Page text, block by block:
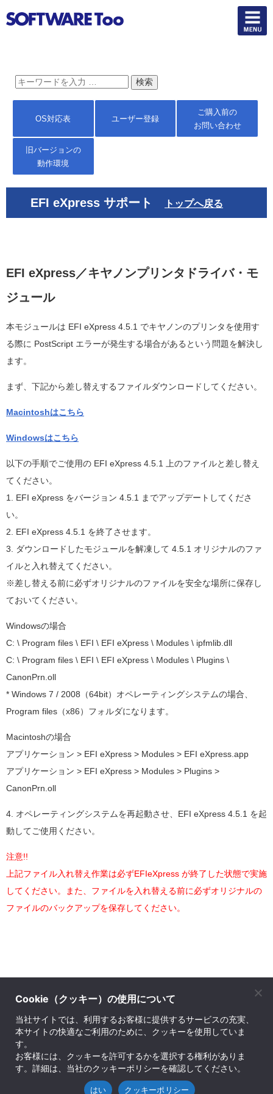
OS対応表 ユーザー登録
ご購入前の
お問い合わせ
旧バージョンの
動作環境
EFI eXpress サポート トップへ戻る
EFI eXpress／キヤノンプリンタドライバ・モ
ジュール
本モジュールは EFI eXpress 4.5.1 でキヤノンのプリンタを使用す
る際に PostScript エラーが発生する場合があるという問題を解決し
ます。
まず、下記から差し替えするファイルダウンロードしてください。
Macintoshはこちら
Windowsはこちら
以下の手順でご使用の EFI eXpress 4.5.1 上のファイルと差し替え
てください。
1. EFI eXpress をバージョン 4.5.1 までアップデートしてくださ
い。
2. EFI eXpress 4.5.1 を終了させます。
3. ダウンロードしたモジュールを解凍して 4.5.1 オリジナルのファ
イルと入れ替えてください。
※差し替える前に必ずオリジナルのファイルを安全な場所に保存し
ておいてください。
Windowsの場合
C: \ Program files \ EFI \ EFI eXpress \ Modules \ ipfmlib.dll
C: \ Program files \ EFI \ EFI eXpress \ Modules \ Plugins \
CanonPrn.oll
* Windows 7 / 2008（64bit）オペレーティングシステムの場合、
Program files（x86）フォルダになります。
Macintoshの場合
アプリケーション > EFI eXpress > Modules > EFI eXpress.app
アプリケーション > EFI eXpress > Modules > Plugins >
CanonPrn.oll
4. オペレーティングシステムを再起動させ、EFI eXpress 4.5.1 を起
動してご使用ください。
注意!!
上記ファイル入れ替え作業は必ずEFIeXpress が終了した状態で実施
してください。また、ファイルを入れ替える前に必ずオリジナルの
ファイルのバックアップを保存してください。
株式会社ソフトウェア・トゥー
© SOFTWARE Too Corporation. All rights reserved.
お問い合せ先｜プライバシーポリシー｜会社案内｜English Company Info ｜ サイトマ
ップ
Cookie（クッキー）の使用について
当社サイトでは、利用するお客様に提供するサービスの充実、
本サイトの快適なご利用のために、クッキーを使用していま
す。
お客様には、クッキーを許可するかを選択する権利がありま
す。詳細は、当社のクッキーポリシーを確認してください。
はい クッキーポリシー